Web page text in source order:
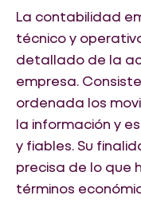
La contabilidad
técnico y
detallado de la
empresa.
ordenada los
la información y
y fiables. Su
precisa de lo que
términos